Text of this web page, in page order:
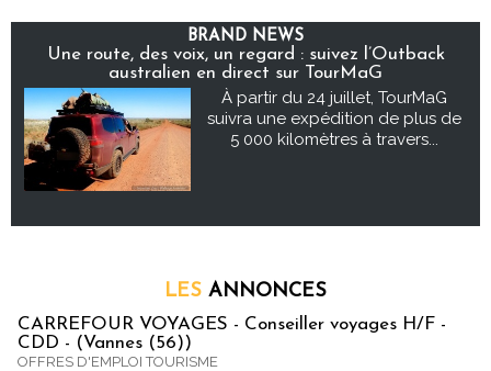
BRAND NEWS
Une route, des voix, un regard : suivez l’Outback
australien en direct sur TourMaG
À partir du 24 juillet, TourMaG
suivra une expédition de plus de
5 000 kilomètres à travers...
LES ANNONCES
CARREFOUR VOYAGES - Conseiller voyages H/F -
CDD - (Vannes (56))
OFFRES D'EMPLOI TOURISME